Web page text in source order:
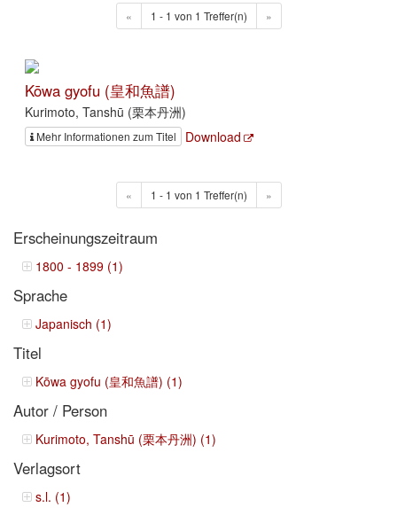
« 1 - 1 von 1 Treffer(n) »
Kōwa gyofu (皇和魚譜)
Kurimoto, Tanshū (栗本丹洲)
Mehr Informationen zum Titel Download
« 1 - 1 von 1 Treffer(n) »
Erscheinungszeitraum
1800 - 1899 (1)
Sprache
Japanisch (1)
Titel
Kōwa gyofu (皇和魚譜) (1)
Autor / Person
Kurimoto, Tanshū (栗本丹洲) (1)
Verlagsort
s.l. (1)